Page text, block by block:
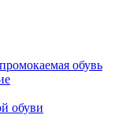
обувь
обуви